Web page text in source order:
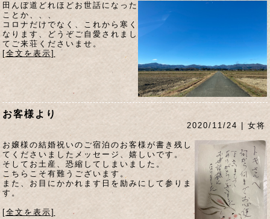
田んぼ道どれほどお世話になった
ことか、、、
コロナだけでなく、これから寒く
なります、どうぞご自愛されまし
てご来荘くださいませ。
[全文を表示]
お客様より
2020/11/24 | 女将
お嬢様の結婚祝いのご宿泊のお客様が書き残し
てくださいましたメッセージ、嬉しいです。
そしてお土産、恐縮してしまいました。
こちらこそ有難うございます。
また、お目にかかれます日を励みにして参りま
す。
[全文を表示]